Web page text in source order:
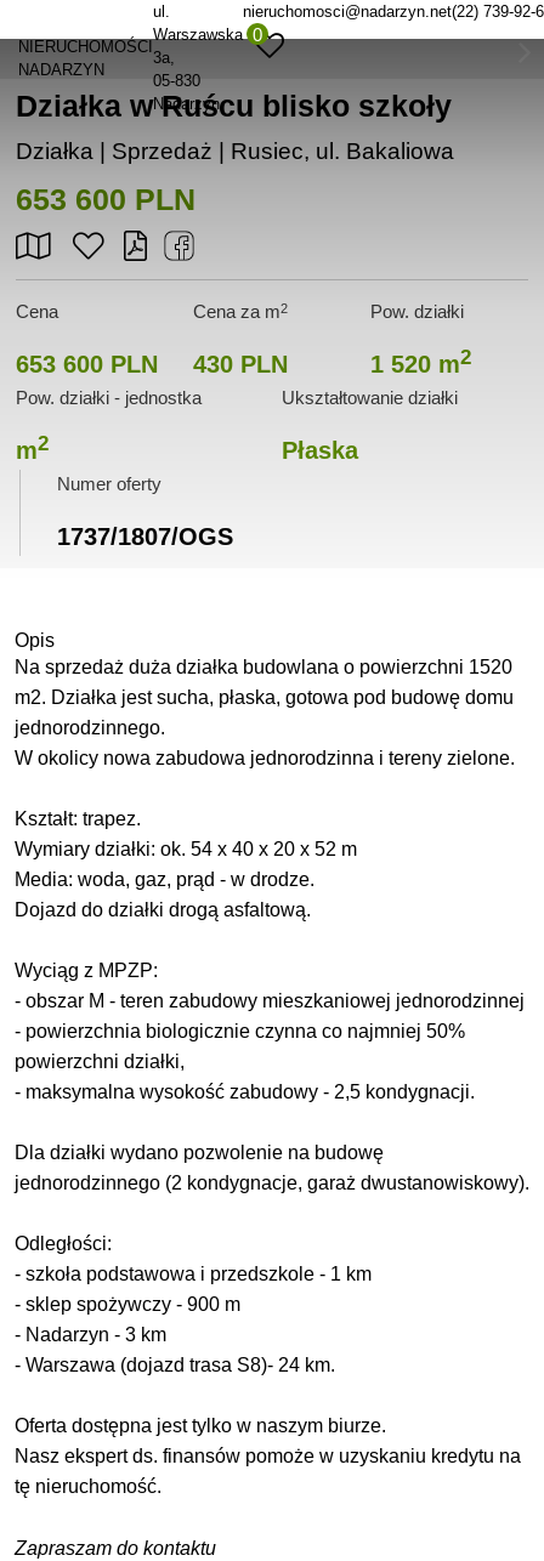
NIERUCHOMOŚCI
NADARZYN
ul.
Warszawska
3a
05-830
Nadarzyn
nieruchomosci@nadarzyn.net(22) 739-92-
0
Działka w Ruścu blisko szkoły
Działka | Sprzedaż | Rusiec, ul. Bakaliowa
653 600 PLN
Cena
653 600 PLN
Cena za m2
430 PLN
Pow. działki
1 520 m2
Pow. działki - jednostka
m2
Ukształtowanie działki
Płaska
Numer oferty
1737/1807/OGS
Opis
Na sprzedaż duża działka budowlana o powierzchni 1520
m2. Działka jest sucha, płaska, gotowa pod budowę domu
jednorodzinnego.
W okolicy nowa zabudowa jednorodzinna i tereny zielone.
Kształt: trapez.
Wymiary działki: ok. 54 x 40 x 20 x 52 m
Media: woda, gaz, prąd - w drodze.
Dojazd do działki drogą asfaltową.
Wyciąg z MPZP:
- obszar M - teren zabudowy mieszkaniowej jednorodzinnej
- powierzchnia biologicznie czynna co najmniej 50%
powierzchni działki,
- maksymalna wysokość zabudowy - 2,5 kondygnacji.
Dla działki wydano pozwolenie na budowę
jednorodzinnego (2 kondygnacje, garaż dwustanowiskowy).
Odległości:
- szkoła podstawowa i przedszkole - 1 km
- sklep spożywczy - 900 m
- Nadarzyn - 3 km
- Warszawa (dojazd trasa S8)- 24 km.
Oferta dostępna jest tylko w naszym biurze.
Nasz ekspert ds. finansów pomoże w uzyskaniu kredytu na
tę nieruchomość.
Zapraszam do kontaktu